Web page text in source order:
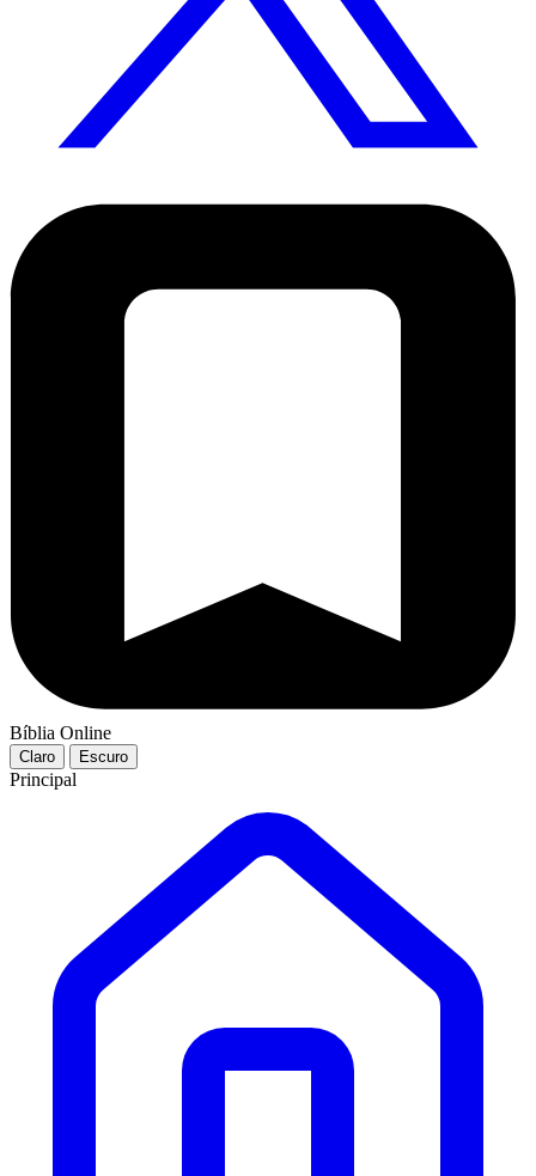
Bíblia Online
Claro Escuro
Principal